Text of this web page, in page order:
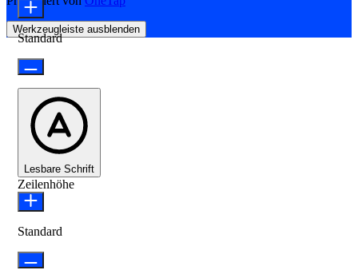
Werkzeugleiste ausblenden
Standard
Lesbare Schrift
Zeilenhöhe
Standard